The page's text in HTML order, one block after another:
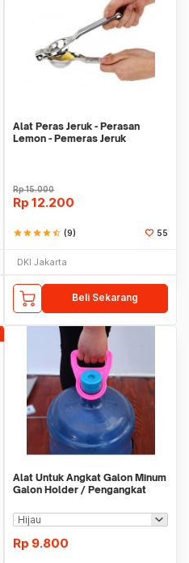
Alat Peras Jeruk - Perasan
Lemon - Pemeras Jeruk
Rp15.000
Rp 12.200
starstarstarstarstar_half (9) 55
DKI Jakarta
Beli Sekarang
Alat Untuk Angkat Galon Minum
Galon Holder / Pengangkat
Rp 9.800